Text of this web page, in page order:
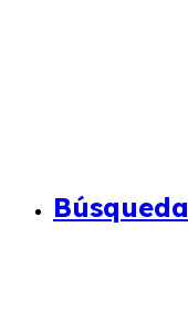
Búsqueda